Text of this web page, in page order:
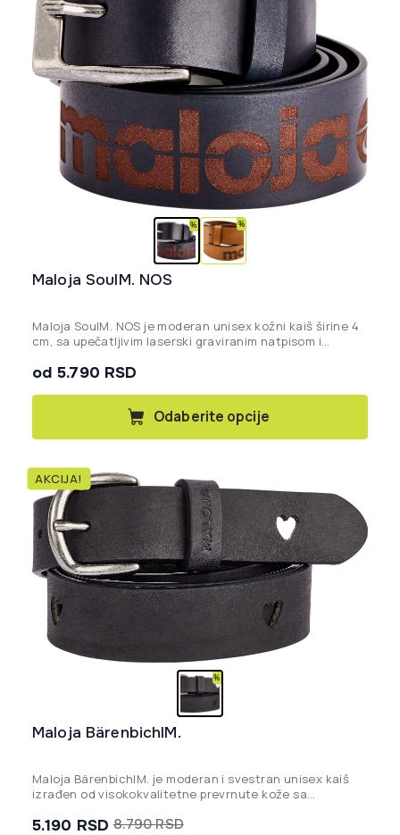
Maloja SoulM. NOS
od 5.790 RSD
Maloja SoulM. NOS je moderan unisex kožni kaiš širine 4
cm, sa upečatljivim laserski graviranim natpisom i
Odaberite opcije
Ovaj
ima
više
varijanti.
Opcije
mogu
biti
izabrane
na
stranici
proizvoda.
Maloja BärenbichlM.
8.790RSD
5.190 RSD
Maloja BärenbichlM. je moderan i svestran unisex kaiš
izrađen od visokokvalitetne prevrnute kože sa
AKCIJA!